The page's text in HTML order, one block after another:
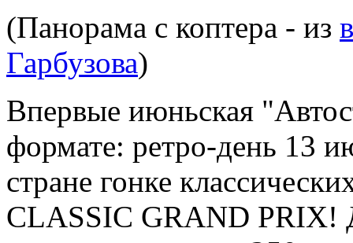
(Панорама с коптера - из
Гарбузова)
Впервые июньская
формате: ретро-день 13
стране гонке
CLASSIC GRAND PRIX!